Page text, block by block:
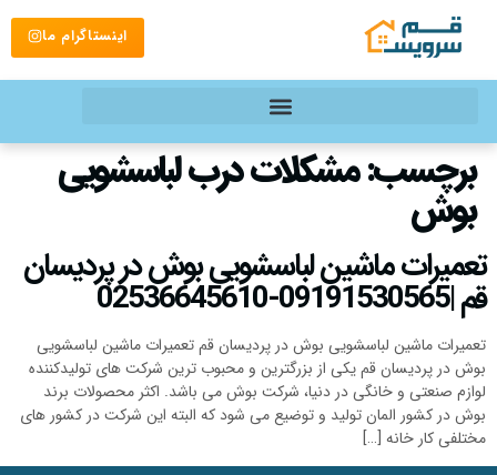
اینستاگرام ما
برچسب:مشکلات درب لباسشویی
بوش
تعمیرات ماشین لباسشویی بوش در پردیسان
قم |09191530565-02536645610
تعمیرات ماشین لباسشویی بوش در پردیسان قم تعمیرات ماشین لباسشویی
بوش در پردیسان قم یکی از بزرگترین و محبوب ترین شرکت‌ های تولیدکننده
لوازم صنعتی و خانگی در دنیا، شرکت بوش می باشد. اکثر محصولات برند
بوش در کشور المان تولید و توضیع می شود که البته این شرکت در کشور های
مختلفی کار خانه […]